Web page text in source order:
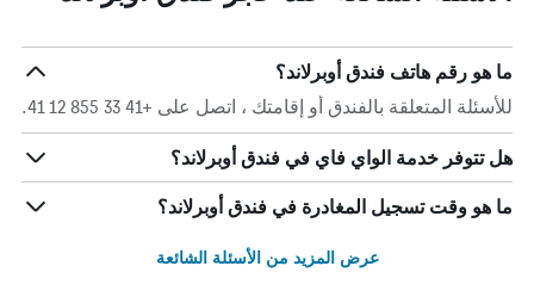
ما هو رقم هاتف فندق أوبرلاند؟
للأسئلة المتعلقة بالفندق أو إقامتك ، اتصل على +41 33 855 12 41.
هل تتوفر خدمة الواي فاي في فندق أوبرلاند؟
ما هو وقت تسجيل المغادرة في فندق أوبرلاند؟
عرض المزيد من الأسئلة الشائعة